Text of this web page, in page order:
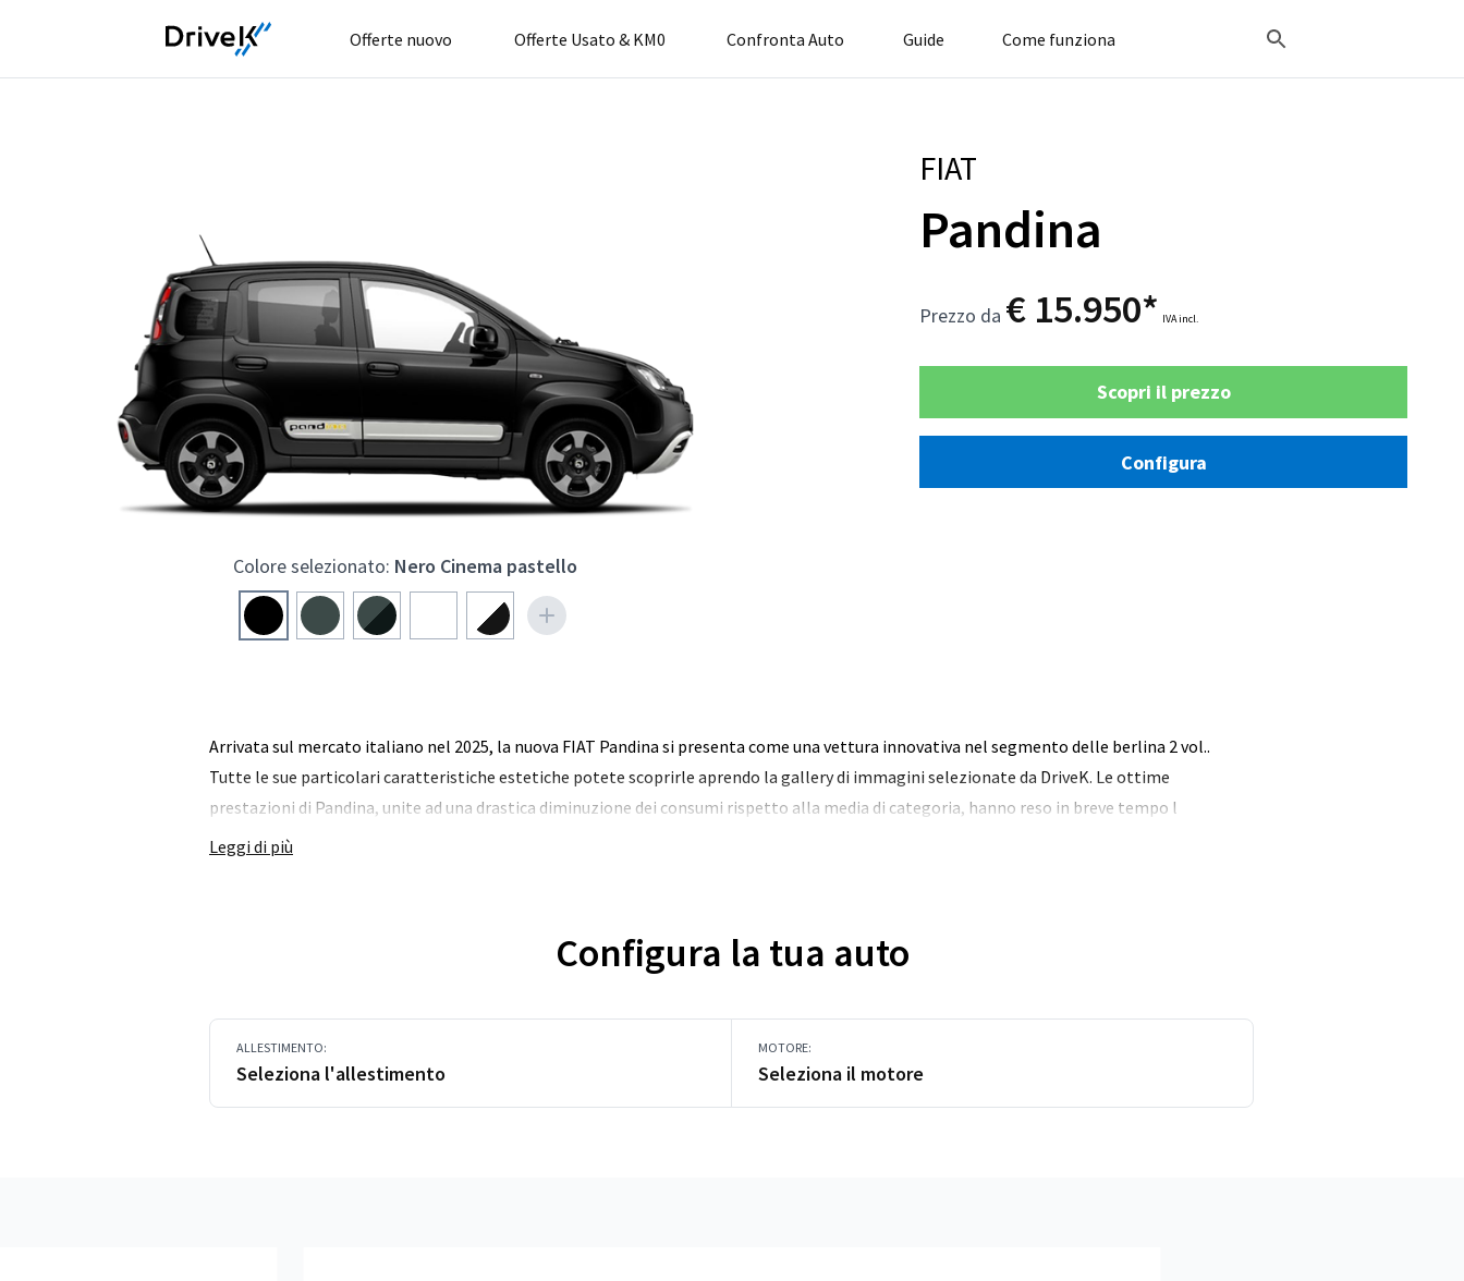
Offerte nuovo Offerte Usato & KM0 Confronta Auto Guide Come funziona
FIAT
Pandina
Prezzo da € 15.950* IVA incl.
Colore selezionato: Nero Cinema pastello
Scopri il prezzo
Configura
Arrivata sul mercato italiano nel 2025, la nuova FIAT Pandina si presenta come una vettura innovativa nel segmento delle berlina 2 vol..
Tutte le sue particolari caratteristiche estetiche potete scoprirle aprendo la gallery di immagini selezionate da DriveK. Le ottime
prestazioni di Pandina, unite ad una drastica diminuzione dei consumi rispetto alla media di categoria, hanno reso in breve tempo l
Leggi di più
Configura la tua auto
ALLESTIMENTO:
Seleziona l'allestimento
MOTORE:
Seleziona il motore